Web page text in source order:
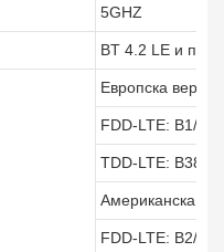
5GHZ
BT 4.2 LE и
Европска
FDD-LTE: B1/
TDD-LTE: B38/
Американска
FDD-LTE: B2/